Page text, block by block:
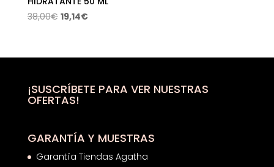
38,00€ El
era:
19,14€El
es:
¡SUSCRÍBETE PARA VER NUESTRAS
OFERTAS!
GARANTÍA Y MUESTRAS
Garantía Tiendas Agatha